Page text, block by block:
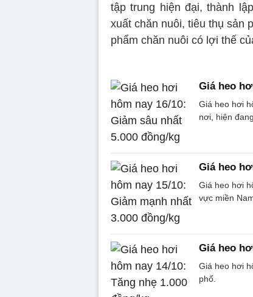
tập trung hiện đại, thành
xuất chăn nuôi, tiêu thụ sản
phẩm chăn nuôi có lợi thế
Giá heo
Giá heo hơi
nơi, hiện
Giá heo
Giá heo hơi
vực miền
Giá heo
Giá heo hơi
phố.